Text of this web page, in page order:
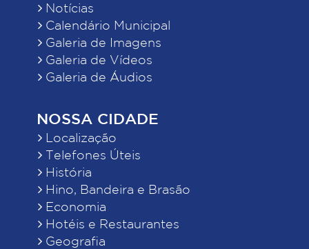
Notícias
Calendário Municipal
Galeria de Imagens
Galeria de Vídeos
Galeria de Áudios
NOSSA CIDADE
Localização
Telefones Úteis
História
Hino, Bandeira e Brasão
Economia
Hotéis e Restaurantes
Geografia